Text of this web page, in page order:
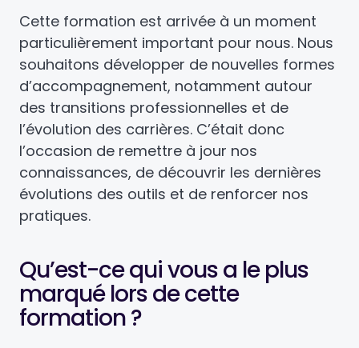
Cette formation est arrivée à un moment
particulièrement important pour nous. Nous
souhaitons développer de nouvelles formes
d’accompagnement, notamment autour
des transitions professionnelles et de
l’évolution des carrières. C’était donc
l’occasion de remettre à jour nos
connaissances, de découvrir les dernières
évolutions des outils et de renforcer nos
pratiques.
Qu’est-ce qui vous a le plus
marqué lors de cette
formation ?